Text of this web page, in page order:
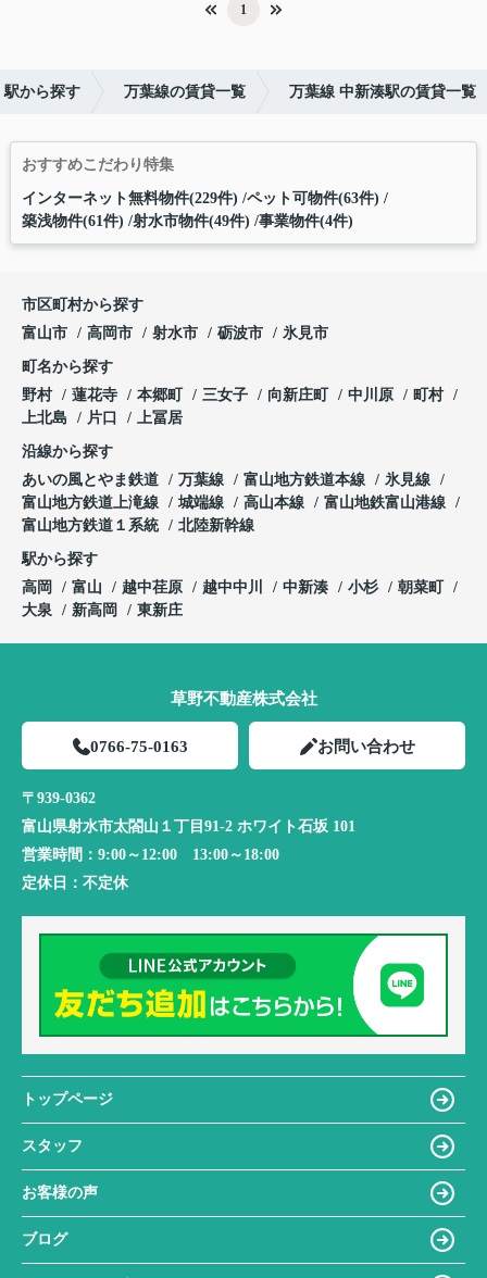
1
駅から探す 万葉線の賃貸一覧 万葉線 中新湊駅の賃貸一覧
おすすめこだわり特集
インターネット無料物件(229件) ペット可物件(63件)
築浅物件(61件) 射水市物件(49件) 事業物件(4件)
市区町村から探す
富山市
高岡市 射水市 砺波市 氷見市
町名から探す
野村
蓮花寺 本郷町 三女子 向新庄町 中川原
町村
上北島
片口 上冨居
沿線から探す
あいの風とやま鉄道
万葉線 富山地方鉄道本線
氷見線
富山地方鉄道上滝線
城端線 高山本線
富山地鉄富山港線
富山地方鉄道１系統
北陸新幹線
駅から探す
高岡
富山 越中荏原 越中中川 中新湊 小杉
朝菜町
大泉
新高岡 東新庄
草野不動産株式会社
0766-75-0163 お問い合わせ
〒939-0362
富山県射水市太閤山１丁目91-2 ホワイト石坂 101
営業時間： 9:00～12:00 13:00～18:00
定休日： 不定休
トップページ
スタッフ
お客様の声
ブログ